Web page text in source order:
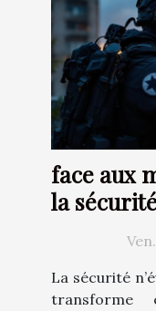
face aux
la
La sécurité
transforme